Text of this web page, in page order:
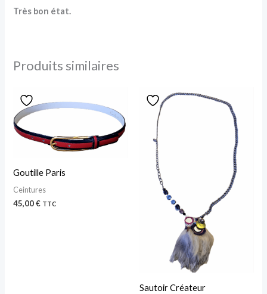
Très bon état.
Produits similaires
Goutille Paris
Ceintures
45,00€ TTC
Sautoir Créateur